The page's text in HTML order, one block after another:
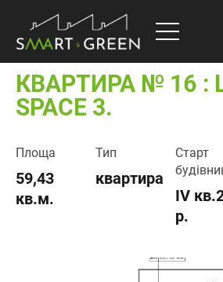
КВАРТИРА № 16 :
SPACE 3.
Площа
59,43
кв.м.
Тип
квартира
Старт
IV
р.